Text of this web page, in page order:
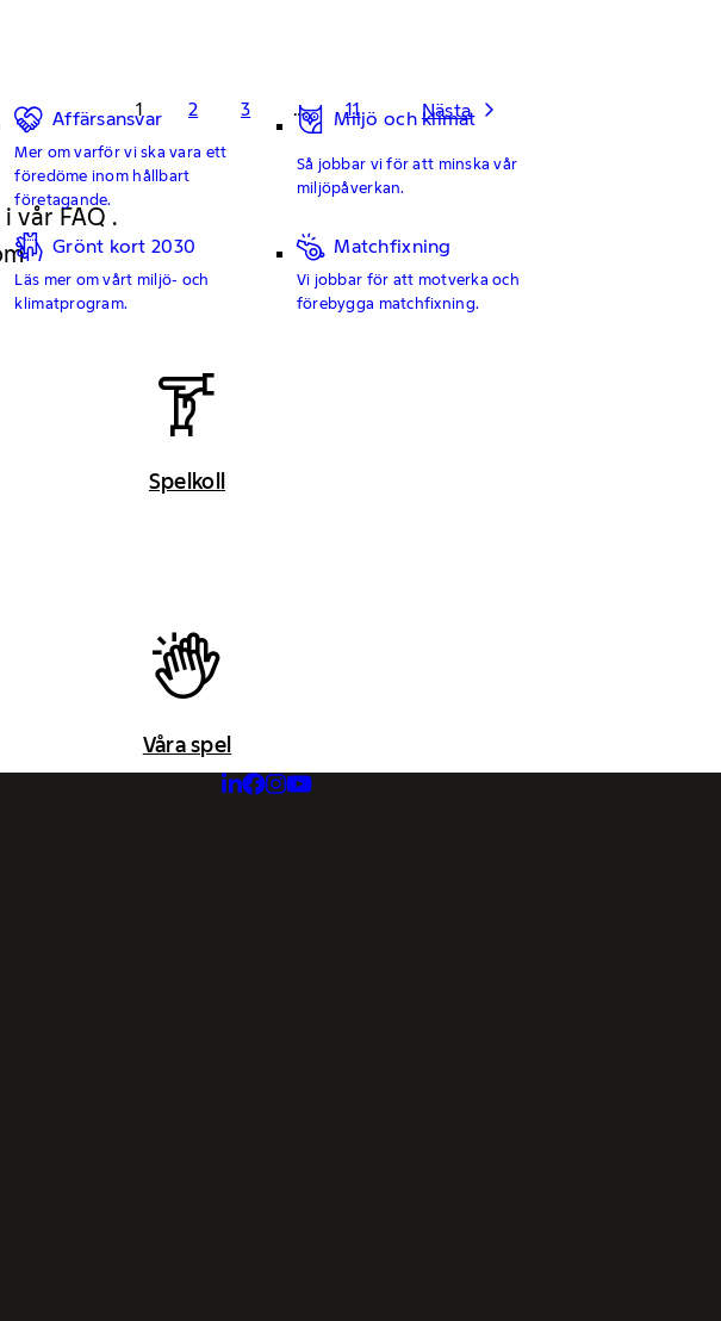
Affärsansvar
Mer om varför vi ska vara ett
föredöme inom hållbart
företagande.
Miljö och klimat
Så jobbar vi för att minska vår
miljöpåverkan.
Grönt kort 2030
Läs mer om vårt miljö- och
klimatprogram.
Matchfixning
Vi jobbar för att motverka och
förebygga matchfixning.
1 2 3 … 11 Nästa
vår FAQ .
Spelkoll
Våra spel